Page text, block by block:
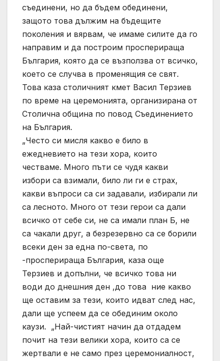
съединени, но да бъдем обединени,
защото това дължим на бъдещите
поколения и вярвам, че имаме силите да го
направим и да построим просперираща
България, която да се възползва от всичко,
което се случва в променящия се свят.
Това каза столичният кмет Васил Терзиев
по време на церемонията, организирана от
Столична община по повод Съединението
на България.
„Често си мисля какво е било в
ежедневието на тези хора, които
честваме. Много пъти се чудя какви
избори са взимали, било ли ги е страх,
какви въпроси са си задавали, избирали ли
са лесното. Много от тези герои са дали
всичко от себе си, не са имали план Б, не
са чакали друг, а безрезервно са се борили
всеки ден за една по-света, по
-просперираща България, каза още
Терзиев и допълни, че всичко това ни
води до днешния ден ,до това ние какво
ще оставим за тези, които идват след нас,
дали ще успеем да се обединим около
каузи. „Най-чистият начин да отдадем
почит на тези велики хора, които са се
жертвали е не само през церемониалност,